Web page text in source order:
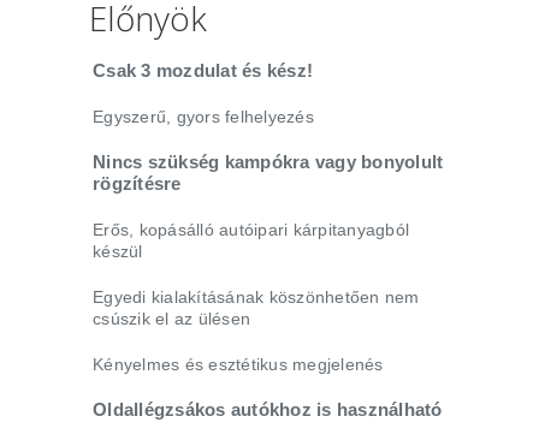
Előnyök
Csak 3 mozdulat és kész!
Egyszerű, gyors felhelyezés
Nincs szükség kampókra vagy bonyolult
rögzítésre
Erős, kopásálló autóipari kárpitanyagból
készül
Egyedi kialakításának köszönhetően nem
csúszik el az ülésen
Kényelmes és esztétikus megjelenés
Oldallégzsákos autókhoz is használható